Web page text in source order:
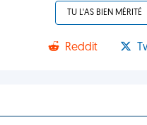
TU L'AS BIEN MÉRITÉ
Reddit